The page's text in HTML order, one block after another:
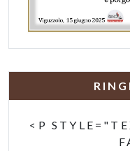
<P